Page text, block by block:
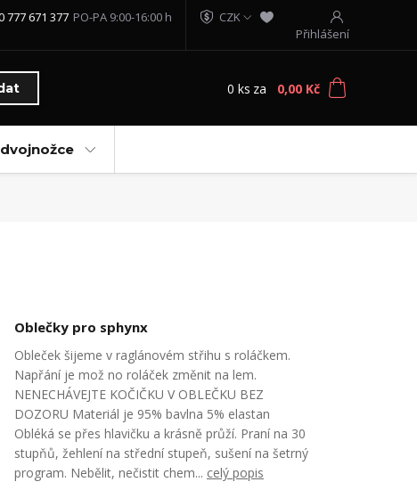
CZK
Přihlášení
777 671 377 PO-PA 9:00-16:00 h
0 ks za 0,00 Kč
Oblečky pro sphynx
Obleček šijeme v raglánovém střihu s roláčkem.
Napřání je mož no roláček změnit na lem.
NENECHÁVEJTE KOČIČKU V OBLEČKU BEZ
DOZORU Materiál je 95% bavlna 5% elastan
Obléká se přes hlavičku a krásně průží. Praní na 30
stupňů, žehlení na střední stupeň, sušení na šetrný
program. Nebělit, nečistit chem... celý popis